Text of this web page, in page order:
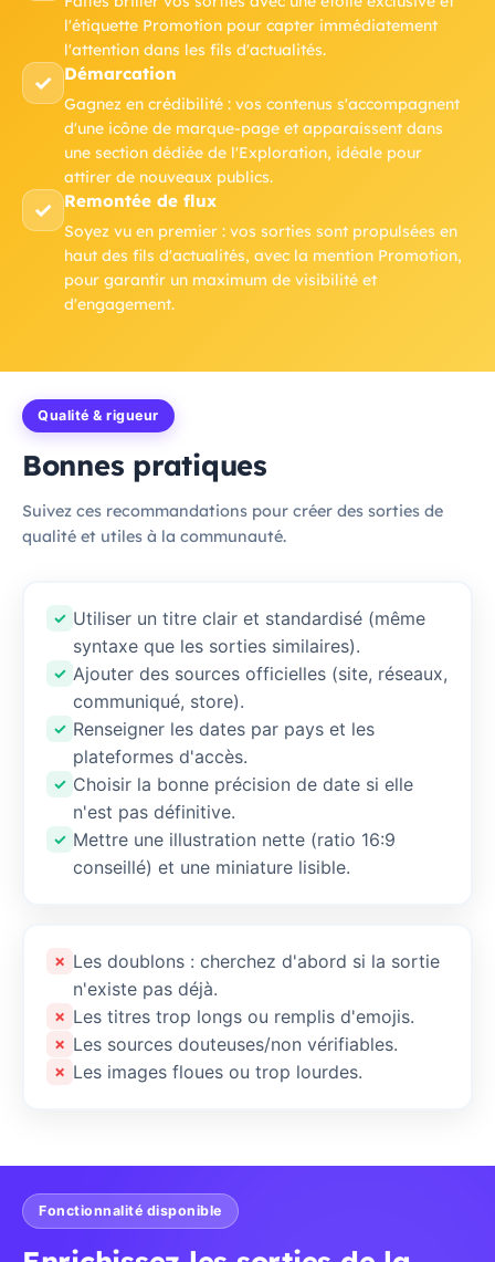
l'étiquette Promotion pour capter immédiatement
l'attention dans les fils d'actualités.
✓ Démarcation
Gagnez en crédibilité : vos contenus s'accompagnent
d'une icône de marque-page et apparaissent dans
une section dédiée de l'Exploration, idéale pour
attirer de nouveaux publics.
✓ Remontée de flux
Soyez vu en premier : vos sorties sont propulsées en
haut des fils d'actualités, avec la mention Promotion,
pour garantir un maximum de visibilité et
d'engagement.
Qualité & rigueur
Bonnes pratiques
Suivez ces recommandations pour créer des sorties de
qualité et utiles à la communauté.
✓ Utiliser un titre clair et standardisé (même
syntaxe que les sorties similaires).
✓ Ajouter des sources officielles (site, réseaux,
communiqué, store).
✓ Renseigner les dates par pays et les
plateformes d'accès.
✓ Choisir la bonne précision de date si elle
n'est pas définitive.
✓ Mettre une illustration nette (ratio 16:9
conseillé) et une miniature lisible.
✗ Les doublons : cherchez d'abord si la sortie
n'existe pas déjà.
✗ Les titres trop longs ou remplis d'emojis.
✗ Les sources douteuses/non vérifiables.
✗ Les images floues ou trop lourdes.
Fonctionnalité disponible